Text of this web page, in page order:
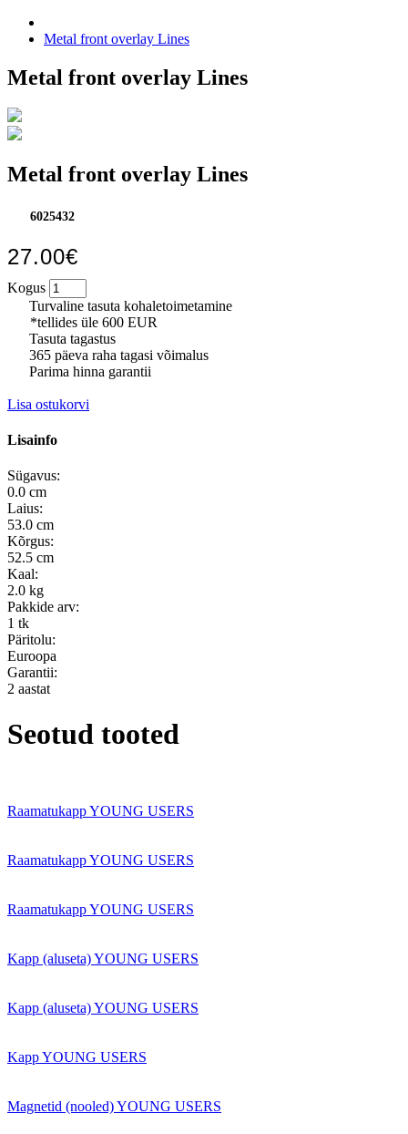
Metal front overlay Lines
Metal front overlay Lines
Metal front overlay Lines
6025432
27.00€
Kogus
Turvaline tasuta kohaletoimetamine
*tellides üle 600 EUR
Tasuta tagastus
365 päeva raha tagasi võimalus
Parima hinna garantii
Lisa ostukorvi
Lisainfo
Sügavus:
0.0 cm
Laius:
53.0 cm
Kõrgus:
52.5 cm
Kaal:
2.0 kg
Pakkide arv:
1 tk
Päritolu:
Euroopa
Garantii:
2 aastat
Seotud tooted
Raamatukapp YOUNG USERS
Raamatukapp YOUNG USERS
Raamatukapp YOUNG USERS
Kapp (aluseta) YOUNG USERS
Kapp (aluseta) YOUNG USERS
Kapp YOUNG USERS
Magnetid (nooled) YOUNG USERS